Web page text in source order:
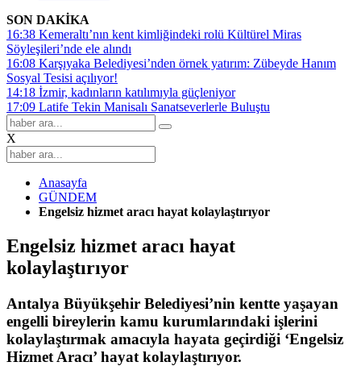
SON DAKİKA
16:38 Kemeraltı’nın kent kimliğindeki rolü Kültürel Miras
Söyleşileri’nde ele alındı
16:08 Karşıyaka Belediyesi’nden örnek yatırım: Zübeyde Hanım
Sosyal Tesisi açılıyor!
14:18 İzmir, kadınların katılımıyla güçleniyor
17:09 Latife Tekin Manisalı Sanatseverlerle Buluştu
X
Anasayfa
GÜNDEM
Engelsiz hizmet aracı hayat kolaylaştırıyor
Engelsiz hizmet aracı hayat
kolaylaştırıyor
Antalya Büyükşehir Belediyesi’nin kentte yaşayan
engelli bireylerin kamu kurumlarındaki işlerini
kolaylaştırmak amacıyla hayata geçirdiği ‘Engelsiz
Hizmet Aracı’ hayat kolaylaştırıyor.